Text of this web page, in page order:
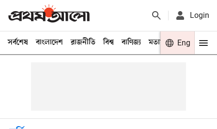
Login
সর্বশেষ বাংলাদেশ রাজনীতি বিশ্ব বাণিজ্য মতামত খেলা
Eng